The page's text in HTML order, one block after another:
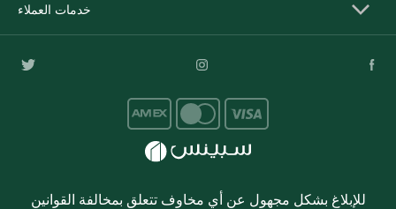
خدمات العملاء
للإبلاغ بشكل مجهول عن أي مخاوف تتعلق بمخالفة القوانين